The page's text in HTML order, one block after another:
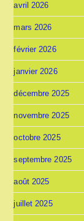
avril 2026
mars 2026
février 2026
janvier 2026
décembre 2025
novembre 2025
octobre 2025
septembre 2025
août 2025
juillet 2025